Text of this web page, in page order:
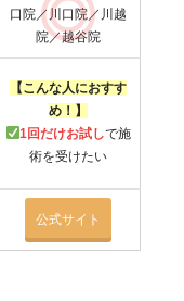
口院／川口院／川越
院／越谷院
【こんな人におすす
め！】
1回だけお試しで施
術を受けたい
公式サイト